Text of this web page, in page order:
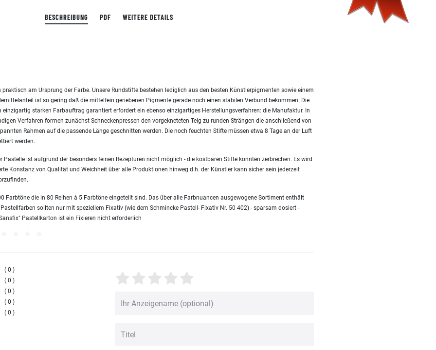
BESCHREIBUNG PDF WEITERE DETAILS
am Ursprung der Farbe. Unsere Rundstifte bestehen lediglich aus den besten Künstlerpigmenten sowie einem
ist so gering daß die mittelfein geriebenen Pigmente gerade noch einen stabilen Verbund bekommen. Die
einzigartig starken Farbauftrag garantiert erfordert ein ebenso einzigartiges Herstellungsverfahren: die Manufaktur. In
Verfahren formen zunächst Schneckenpressen den vorgekneteten Teig zu runden Strängen die anschließend von
Rahmen auf die passende Länge geschnitten werden. Die noch feuchten Stifte müssen etwa 8 Tage an der Luft
werden.
Pastelle ist aufgrund der besonders feinen Rezepturen nicht möglich - die kostbaren Stifte könnten zerbrechen. Es wird
Konstanz von Qualität und Weichheit über alle Produktionen hinweg d.h. der Künstler kann sicher sein jederzeit
Farbtöne die in 80 Reihen à 5 Farbtöne eingeteilt sind. Das über alle Farbnuancen ausgewogene Sortiment enthält
sollten nur mit speziellem Fixativ (wie dem Schmincke Pastell- Fixativ Nr. 50 402) - sparsam dosiert -
Pastellkarton ist ein Fixieren nicht erforderlich
0
0
0
0
0